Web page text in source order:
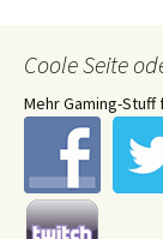
Coole Seite
Mehr Gaming-Stuff